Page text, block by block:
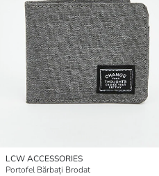
LCW ACCESSORIES
Portofel Bărbați Brodat